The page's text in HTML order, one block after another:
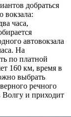
добраться
вокзала:
часа,
автовокзала
На
по платной
160 км, время в
выбрать
речного
и приходит